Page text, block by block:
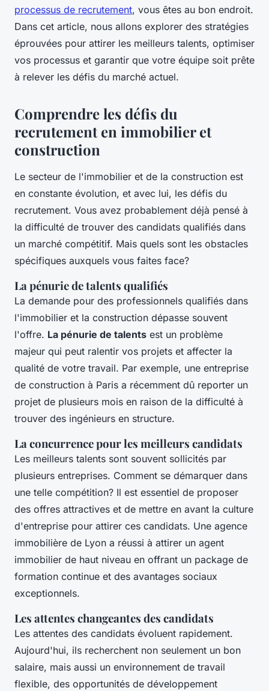
processus de recrutement, vous êtes au bon endroit.
Dans cet article, nous allons explorer des stratégies
éprouvées pour attirer les meilleurs talents, optimiser
vos processus et garantir que votre équipe soit prête
à relever les défis du marché actuel.
Comprendre les défis du
recrutement en immobilier et
construction
Le secteur de l'immobilier et de la construction est
en constante évolution, et avec lui, les défis du
recrutement. Vous avez probablement déjà pensé à
la difficulté de trouver des candidats qualifiés dans
un marché compétitif. Mais quels sont les obstacles
spécifiques auxquels vous faites face?
La pénurie de talents qualifiés
La demande pour des professionnels qualifiés dans
l'immobilier et la construction dépasse souvent
l'offre. La pénurie de talents est un problème
majeur qui peut ralentir vos projets et affecter la
qualité de votre travail. Par exemple, une entreprise
de construction à Paris a récemment dû reporter un
projet de plusieurs mois en raison de la difficulté à
trouver des ingénieurs en structure.
La concurrence pour les meilleurs candidats
Les meilleurs talents sont souvent sollicités par
plusieurs entreprises. Comment se démarquer dans
une telle compétition? Il est essentiel de proposer
des offres attractives et de mettre en avant la culture
d'entreprise pour attirer ces candidats. Une agence
immobilière de Lyon a réussi à attirer un agent
immobilier de haut niveau en offrant un package de
formation continue et des avantages sociaux
exceptionnels.
Les attentes changeantes des candidats
Les attentes des candidats évoluent rapidement.
Aujourd'hui, ils recherchent non seulement un bon
salaire, mais aussi un environnement de travail
flexible, des opportunités de développement